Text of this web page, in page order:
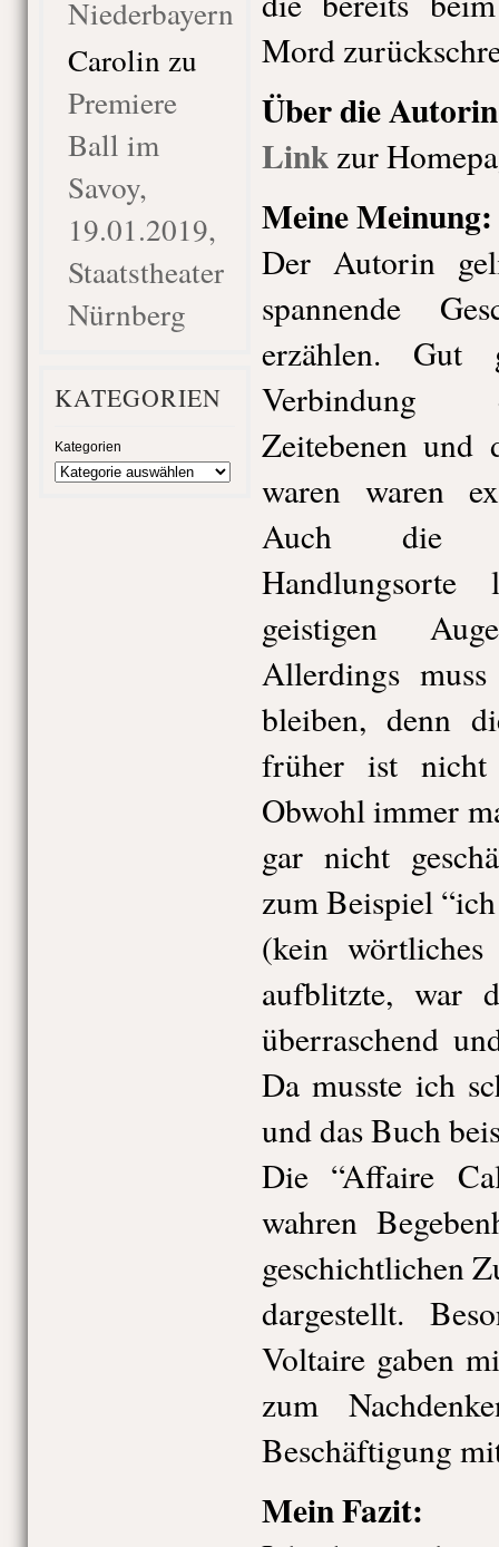
Niederbayern
Carolin zu
Premiere
Ball im
Savoy,
19.01.2019,
Staatstheater
Nürnberg
KATEGORIEN
Kategorien
Mord
Über die Autorin
Linkzur
Meine Meinung:
Der Autorin
spannende
erzählen.
Verbindung
Zeitebenen und
waren waren
Auch die
geistigen
Allerdings
bleiben, denn
früher ist nicht
Obwohl immer
gar nicht
zum Beispiel
(kein
aufblitzte, war
überraschend
Da musste ich
und das Buch
Die “Affaire
wahren
geschichtlichen
dargestellt.
Voltaire gaben
zum
Beschäftigung
Mein Fazit: